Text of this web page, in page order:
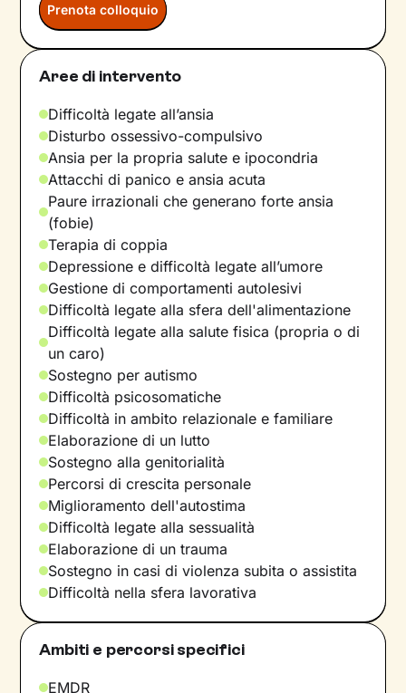
Prenota colloquio
Aree di intervento
Difficoltà legate all’ansia
Disturbo ossessivo-compulsivo
Ansia per la propria salute e ipocondria
Attacchi di panico e ansia acuta
Paure irrazionali che generano forte ansia
(fobie)
Terapia di coppia
Depressione e difficoltà legate all’umore
Gestione di comportamenti autolesivi
Difficoltà legate alla sfera dell'alimentazione
Difficoltà legate alla salute fisica (propria o di
un caro)
Sostegno per autismo
Difficoltà psicosomatiche
Difficoltà in ambito relazionale e familiare
Elaborazione di un lutto
Sostegno alla genitorialità
Percorsi di crescita personale
Miglioramento dell'autostima
Difficoltà legate alla sessualità
Elaborazione di un trauma
Sostegno in casi di violenza subita o assistita
Difficoltà nella sfera lavorativa
Ambiti e percorsi specifici
EMDR